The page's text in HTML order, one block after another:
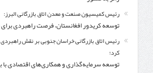
رئیس کمیسیون صنعت و معدن اتاق بازرگانی البرز:
توسعه کریدور افغانستان، فرصت راهبردی
رئیس اتاق بازرگانی خراسان جنوبی بر نقش راهبردی
کرد؛
توسعه سرمایه‌گذاری و همکاری‌های اقتصادی